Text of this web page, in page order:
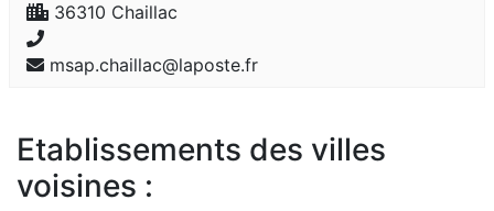
36310 Chaillac
msap.chaillac@laposte.fr
Etablissements des villes
voisines :